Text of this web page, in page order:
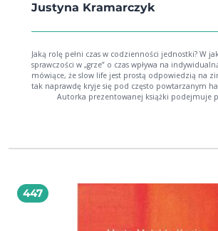
Justyna Kramarczyk
Jaką rolę pełni czas w codzienności jednostki? W
sprawczości w „grze” o czas wpływa na
mówiące, że slow life jest prostą odpowiedzią na
tak naprawdę kryje się pod często powtarzanym
Autorka prezentowanej książki podejmuje
latach 70. i 80. – socjologicznych badań nad
analiza obejmuje też zagadnienia związane z
akceleracyjnego, który nakazuje jednostce
tym samym czasie = robić szybciej”. Książka przeznaczona jest dla
przedstawicieli szerokiego nurtu nauk
zainteresowanych temporalnymi aspektami życia
447